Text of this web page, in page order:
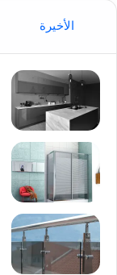
الأخيرة